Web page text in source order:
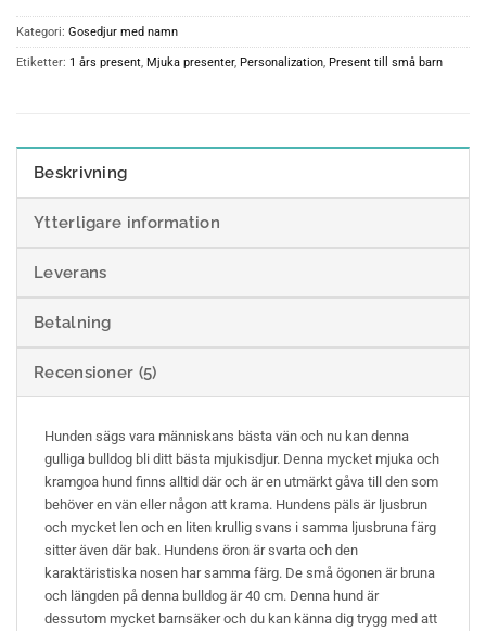
Kategori: Gosedjur med namn
Etiketter: 1 års present, Mjuka presenter, Personalization, Present till små barn
Beskrivning
Ytterligare information
Leverans
Betalning
Recensioner (5)
Hunden sägs vara människans bästa vän och nu kan denna
gulliga bulldog bli ditt bästa mjukisdjur. Denna mycket mjuka och
kramgoa hund finns alltid där och är en utmärkt gåva till den som
behöver en vän eller någon att krama. Hundens päls är ljusbrun
och mycket len och en liten krullig svans i samma ljusbruna färg
sitter även där bak. Hundens öron är svarta och den
karaktäristiska nosen har samma färg. De små ögonen är bruna
och längden på denna bulldog är 40 cm. Denna hund är
dessutom mycket barnsäker och du kan känna dig trygg med att